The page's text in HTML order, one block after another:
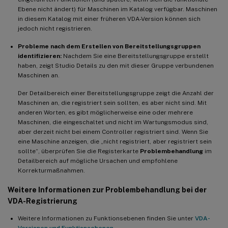
Ebene nicht ändert) für Maschinen im Katalog verfügbar. Maschinen
in diesem Katalog mit einer früheren VDA-Version können sich
jedoch nicht registrieren.
Probleme nach dem Erstellen von Bereitstellungsgruppen
identifizieren: Nachdem Sie eine Bereitstellungsgruppe erstellt
haben, zeigt Studio Details zu den mit dieser Gruppe verbundenen
Maschinen an.
Der Detailbereich einer Bereitstellungsgruppe zeigt die Anzahl der
Maschinen an, die registriert sein sollten, es aber nicht sind. Mit
anderen Worten, es gibt möglicherweise eine oder mehrere
Maschinen, die eingeschaltet und nicht im Wartungsmodus sind,
aber derzeit nicht bei einem Controller registriert sind. Wenn Sie
eine Maschine anzeigen, die „nicht registriert, aber registriert sein
sollte“, überprüfen Sie die Registerkarte Problembehandlung im
Detailbereich auf mögliche Ursachen und empfohlene
Korrekturmaßnahmen.
Weitere Informationen zur Problembehandlung bei der
VDA-Registrierung
Weitere Informationen zu Funktionsebenen finden Sie unter VDA-